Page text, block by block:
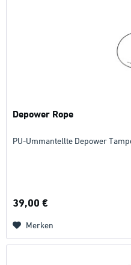
Depower Rope
PU-Ummantellte Depower
39,00 €
Merken